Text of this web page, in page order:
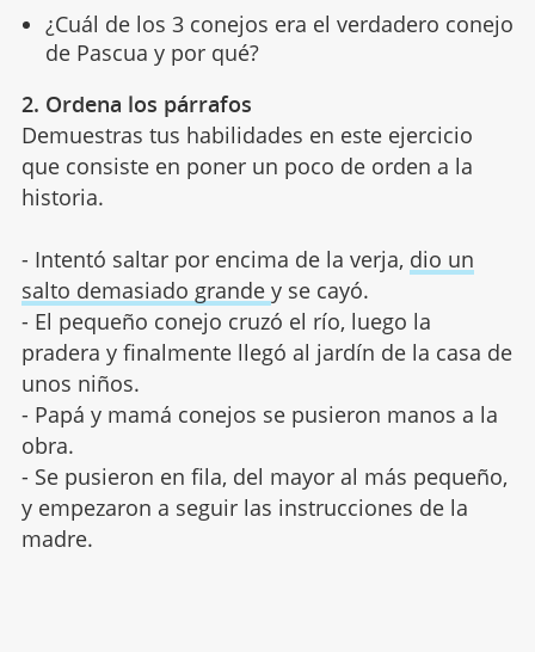
¿Cuál de los 3 conejos era el verdadero conejo
de Pascua y por qué?
2. Ordena los párrafos
Demuestras tus habilidades en este ejercicio
que consiste en poner un poco de orden a la
historia.
- Intentó saltar por encima de la verja, dio un
salto demasiado grande y se cayó.
- El pequeño conejo cruzó el río, luego la
pradera y finalmente llegó al jardín de la casa de
unos niños.
- Papá y mamá conejos se pusieron manos a la
obra.
- Se pusieron en fila, del mayor al más pequeño,
y empezaron a seguir las instrucciones de la
madre.